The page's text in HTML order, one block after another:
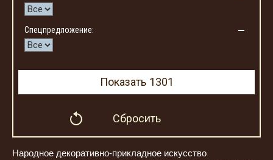
Спецпредложение:
Показать 1301
Сбросить
Народное декоративно-прикладное искусство